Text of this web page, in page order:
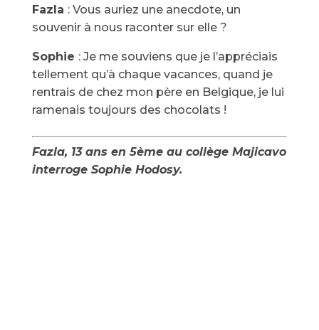
Fazla : Vous auriez une anecdote, un
souvenir à nous raconter sur elle ?
Sophie : Je me souviens que je l’appréciais
tellement qu’à chaque vacances, quand je
rentrais de chez mon père en Belgique, je lui
ramenais toujours des chocolats !
Fazla, 13 ans en 5ème au collège Majicavo
interroge Sophie Hodosy.